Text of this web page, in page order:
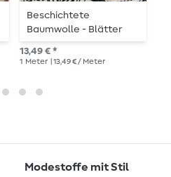
Beschichtete
Baumwolle - Blätter
Ecru
13,49 € *
1 Meter | 13,49 € / Meter
Modestoffe mit Stil